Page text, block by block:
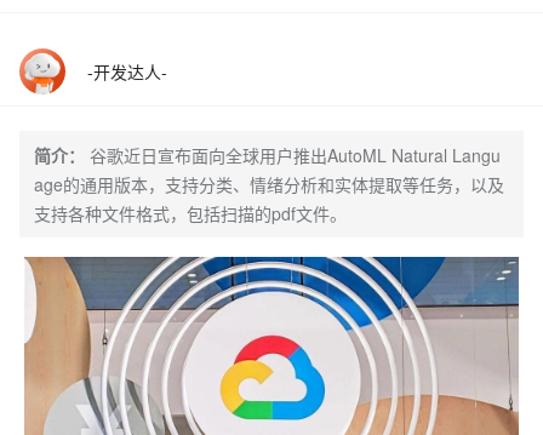
-开发达人-
简介：
谷歌近日宣布面向全球用户推出AutoML Natural Langu
age的通用版本，支持分类、情绪分析和实体提取等任务，以及
支持各种文件格式，包括扫描的pdf文件。